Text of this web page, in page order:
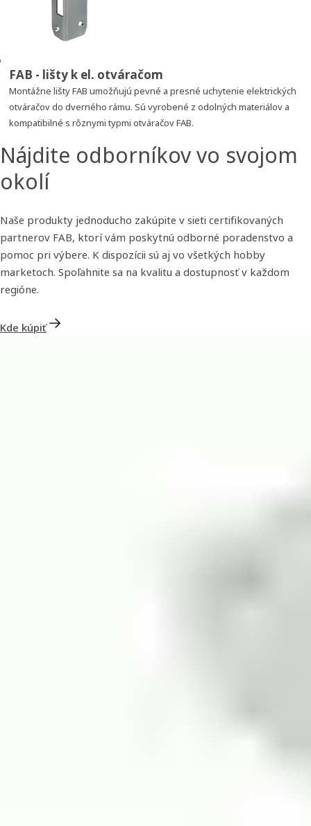
Maximálna doba udržania cievok pod napätím: 6 V = 60 s, 12 V
= 60 s
Obsah balenia:
Elektrický otvárač
Lišta 250 mm
FAB - lišty k el. otváračom
Montážne lišty FAB umožňujú pevné a presné uchytenie elektrických
otváračov do dverného rámu. Sú vyrobené z odolných materiálov a
kompatibilné s rôznymi typmi otváračov FAB.
Nájdite odborníkov vo svojom
okolí
Naše produkty jednoducho zakúpite v sieti certifikovaných
partnerov FAB, ktorí vám poskytnú odborné poradenstvo a
pomoc pri výbere. K dispozícii sú aj vo všetkých hobby
marketoch. Spoľahnite sa na kvalitu a dostupnosť v každom
regióne.
Kde kúpiť